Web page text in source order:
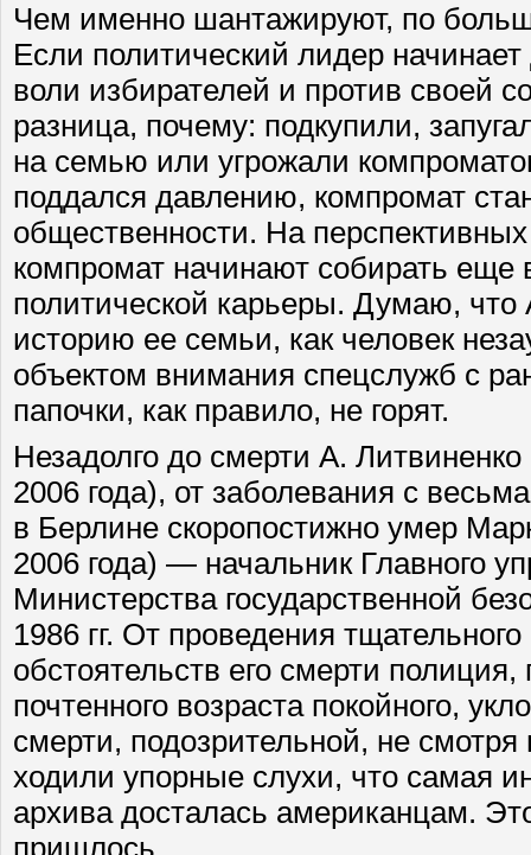
Чем именно шантажируют, по
Если политический лидер начинает
воли избирателей и против своей
разница, почему: подкупили,
на семью или угрожали
поддался давлению, компромат
общественности. На
компромат начинают собирать еще
политической карьеры. Думаю,
историю ее семьи, как человек
объектом внимания спецслужб с
папочки, как правило, не горят.
Незадолго до смерти А.
2006 года), от заболевания с
в Берлине скоропостижно умер
2006 года) — начальник Главного
Министерства государственной
1986 гг. От проведения
обстоятельств его смерти полиция,
почтенного возраста покойного,
смерти, подозрительной, не смотря
ходили упорные слухи, что самая
архива досталась американцам.
пришлось.